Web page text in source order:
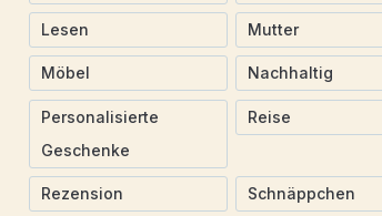
Lesen Mutter
Möbel Nachhaltig
Personalisierte
Geschenke
Reise
Rezension Schnäppchen